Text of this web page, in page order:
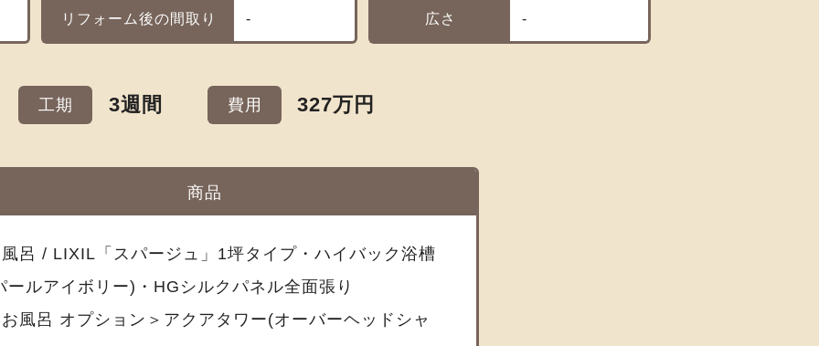
リフォーム後の間取り - 広さ -
工期 3週間 費用 327万円
商品
呂 / LIXIL「スパージュ」1坪タイプ・ハイバック浴槽
ールアイボリー)・HGシルクパネル全面張り
風呂 オプション＞アクアタワー(オーバーヘッドシャ